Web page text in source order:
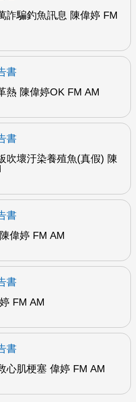
詐騙釣魚訊息 陳偉婷 FM
書
熱 陳偉婷OK FM AM
書
吹壞汙染養殖魚(真假) 陳
書
偉婷 FM AM
書
FM AM
書
心肌梗塞 偉婷 FM AM